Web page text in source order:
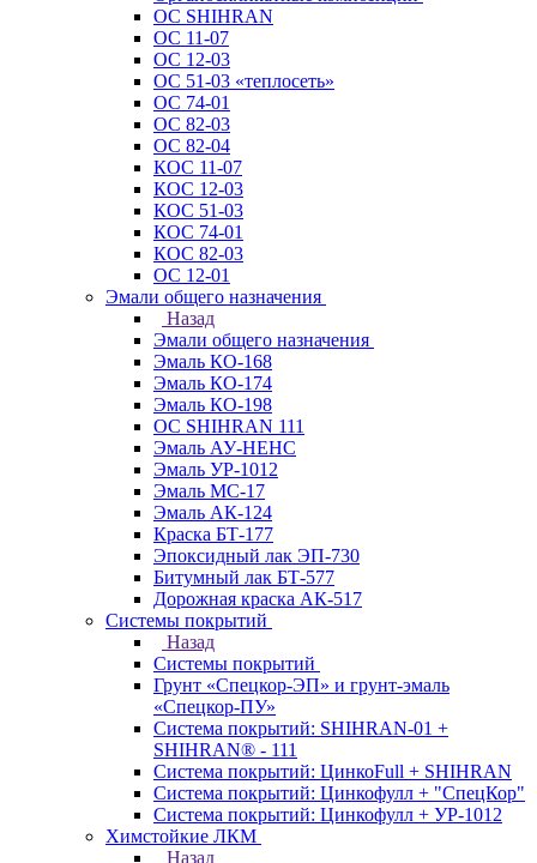
ОС SHIHRAN
ОС 11-07
ОС 12-03
ОС 51-03 «теплосеть»
ОС 74-01
ОС 82-03
ОС 82-04
КОС 11-07
КОС 12-03
КОС 51-03
КОС 74-01
КОС 82-03
ОС 12-01
Эмали общего назначения
Назад
Эмали общего назначения
Эмаль КО-168
Эмаль КО-174
Эмаль КО-198
ОС SHIHRAN 111
Эмаль АУ-НЕНС
Эмаль УР-1012
Эмаль МС-17
Эмаль АК-124
Краска БТ-177
Эпоксидный лак ЭП-730
Битумный лак БТ-577
Дорожная краска АК-517
Системы покрытий
Назад
Системы покрытий
Грунт «Спецкор-ЭП» и грунт-эмаль
«Спецкор-ПУ»
Система покрытий: SHIHRAN-01 +
SHIHRAN® - 111
Система покрытий: ЦинкоFull + SHIHRAN
Система покрытий: Цинкофулл + "СпецКор"
Система покрытий: Цинкофулл + УР-1012
Химстойкие ЛКМ
Назад